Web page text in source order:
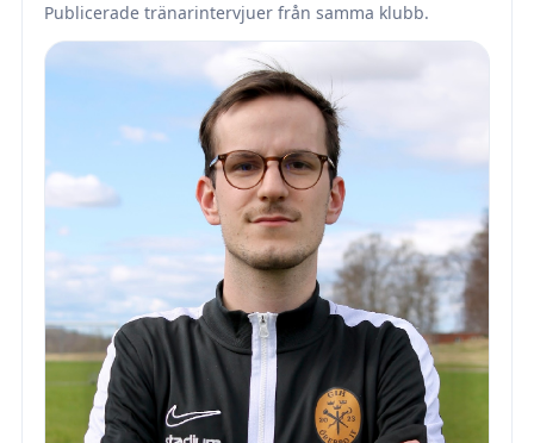
Publicerade tränarintervjuer från samma klubb.